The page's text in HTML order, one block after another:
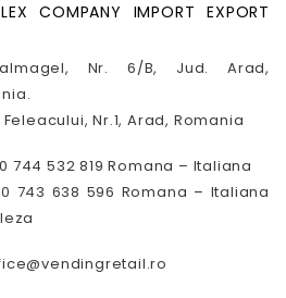
COMPANY IMPORT EXPORT
Nr. 6/B, Jud. Arad,
Feleacului, Nr.1, Arad, Romania
744 532 819 Romana – Italiana
743 638 596 Romana – Italiana